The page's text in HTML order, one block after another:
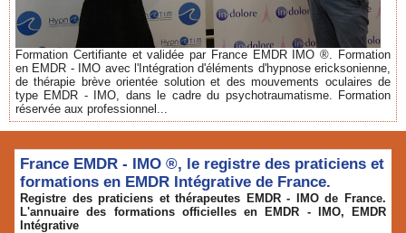
Formation Certifiante et validée par France EMDR IMO ®. Formation
en EMDR - IMO avec l'Intégration d'éléments d'hypnose ericksonienne,
de thérapie brève orientée solution et des mouvements oculaires de
type EMDR - IMO, dans le cadre du psychotraumatisme. Formation
réservée aux professionnel...
France EMDR - IMO ®, le registre des praticiens et
formations en EMDR Intégrative de France.
Registre des praticiens et thérapeutes EMDR - IMO de France.
L'annuaire des formations officielles en EMDR - IMO, EMDR
Intégrative